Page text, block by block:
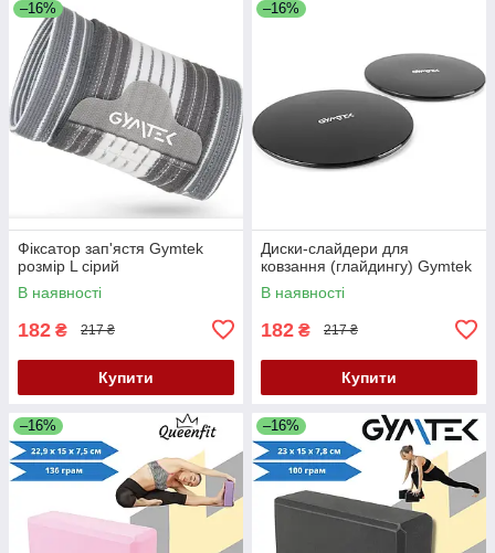
–16%
Фіксатор зап'ястя Gymtek
розмір L сірий
В наявності
182 ₴ 217 ₴
Купити
–16%
Диски-слайдери для
ковзання (глайдингу) Gymtek
В наявності
182 ₴ 217 ₴
Купити
–16% –16%